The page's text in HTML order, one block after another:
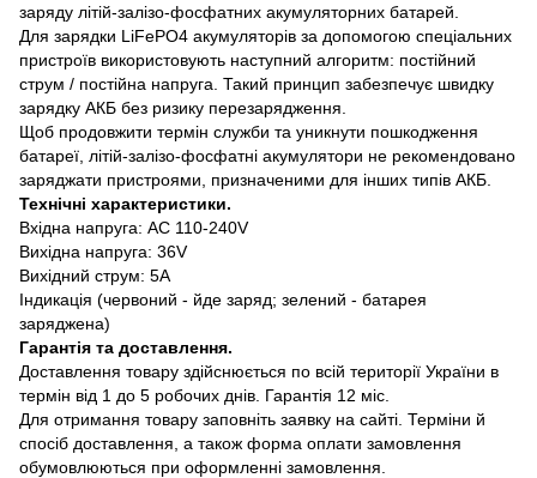
заряду літій-залізо-фосфатних акумуляторних батарей.
Для зарядки LiFePO4 акумуляторів за допомогою спеціальних
пристроїв використовують наступний алгоритм: постійний
струм / постійна напруга. Такий принцип забезпечує швидку
зарядку АКБ без ризику перезарядження.
Щоб продовжити термін служби та уникнути пошкодження
батареї, літій-залізо-фосфатні акумулятори не рекомендовано
заряджати пристроями, призначеними для інших типів АКБ.
Технічні характеристики.
Вхідна напруга: AC 110-240V
Вихідна напруга: 36V
Вихідний струм: 5A
Індикація (червоний - йде заряд; зелений - батарея
заряджена)
Гарантія та доставлення.
Доставлення товару здійснюється по всій території України в
термін від 1 до 5 робочих днів. Гарантія 12 міс.
Для отримання товару заповніть заявку на сайті. Терміни й
спосіб доставлення, а також форма оплати замовлення
обумовлюються при оформленні замовлення.